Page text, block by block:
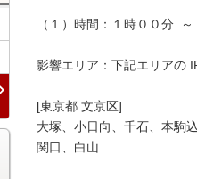
（１）時間：１時００分
影響エリア：下記エリアの
[東京都 文京区]
大塚、小日向、千石、本駒
関口、白山